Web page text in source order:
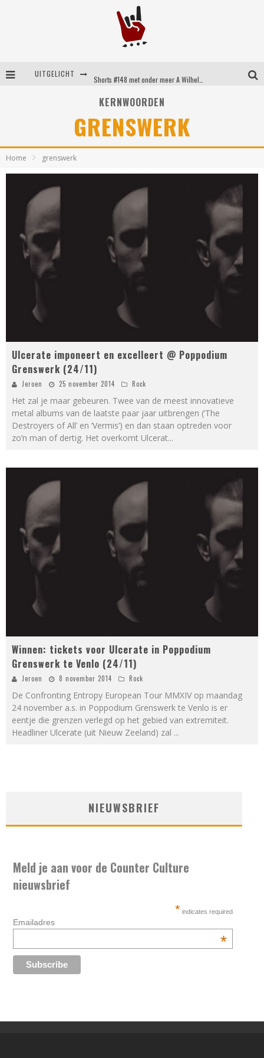
UITGELICHT
Shorts #149 met onder meer No Cure, Eva Under Fire, The Hu en Sleeping With Sirens
KERNWOORDEN
GRENSWERK
Home grenswerk
Ulcerate imponeert en excelleert @ Poppodium
Grenswerk (24/11)
Jeroen 25 november 2014 Rock
Het zal je maar gebeuren. Twee van de meest innovatieve
metal albums van de laatste paar jaar uitbrengen (‘The
Destroyers of All’ en ‘Vermis’) en dan staan optreden voor
zo’n man of dertig. Het overkomt Ulcerat...
Winnen: tickets voor Ulcerate in Poppodium
Grenswerk te Venlo (24/11)
Jeroen 8 november 2014 Rock
De Confronting Entropy European Tour MMXIV op maandag
24 november a.s. in Poppodium Grenswerk te Venlo is er
eentje die grenzen verlegd op het gebied van extremiteit.
Headliner Ulcerate (uit Nieuw Zeeland) zal ...
NIEUWSBRIEF
Meld je aan voor de Counter Culture
nieuwsbrief
* indicates required
Emailadres
*